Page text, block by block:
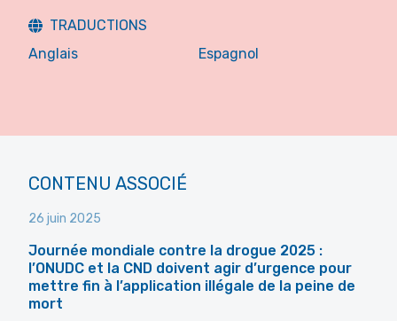
TRADUCTIONS
Anglais
Espagnol
CONTENU ASSOCIÉ
26 juin 2025
Journée mondiale contre la drogue 2025 :
l’ONUDC et la CND doivent agir d’urgence pour
mettre fin à l’application illégale de la peine de
mort